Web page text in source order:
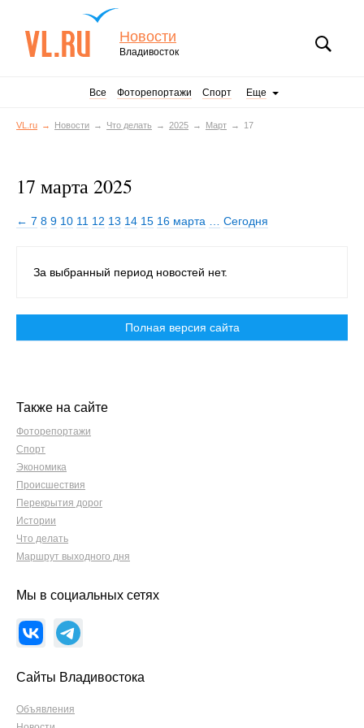
Новости
Владивосток
Все Фоторепортажи Спорт Еще
VL.ru Новости Что делать 2025 Март 17
17 марта 2025
← 7 8 9 10 11 12 13 14 15 16 марта Сегодня
За выбранный период новостей нет.
Полная версия сайта
Также на сайте
Фоторепортажи
Спорт
Экономика
Происшествия
Перекрытия дорог
Истории
Что делать
Маршрут выходного дня
Мы в социальных сетях
Сайты Владивостока
Объявления